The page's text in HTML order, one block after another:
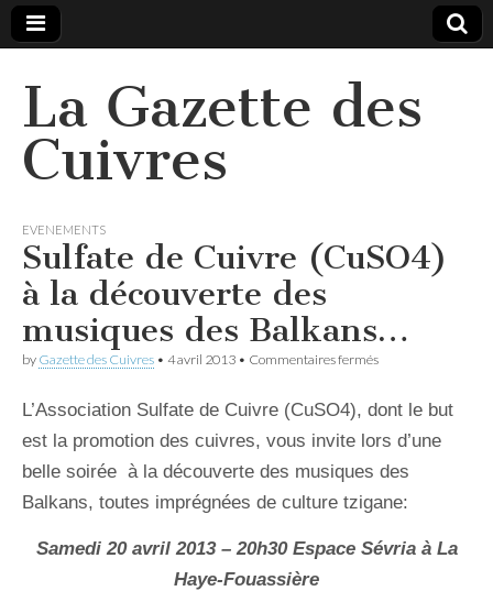
La Gazette des
Cuivres
EVENEMENTS
Sulfate de Cuivre (CuSO4)
à la découverte des
musiques des Balkans…
by Gazette des Cuivres • 4 avril 2013 • Commentaires ferméssur
Cuivre
à
la
découverte
des
Balkans…
L’Association Sulfate de Cuivre (CuSO4), dont le but
est la promotion des cuivres, vous invite lors d’une
belle soirée à la découverte des musiques des
Balkans, toutes imprégnées de culture tzigane:
Samedi 20 avril 2013 – 20h30 Espace Sévria à La
Haye-Fouassière